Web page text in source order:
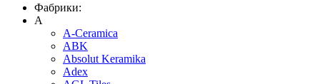
Фабрики:
A
A-Ceramica
ABK
Absolut Keramika
Adex